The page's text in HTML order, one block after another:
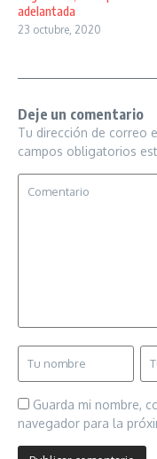
adelantada
23 octubre, 2020
Deje un comentario
Tu dirección de correo
campos obligatorios
Guarda mi nombre,
navegador para la